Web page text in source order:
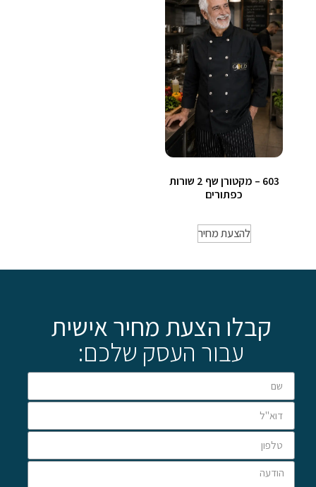
603 – מקטורן שף 2 שורות
כפתורים
להצעת מחיר
קבלו הצעת מחיר אישית
עבור העסק שלכם: